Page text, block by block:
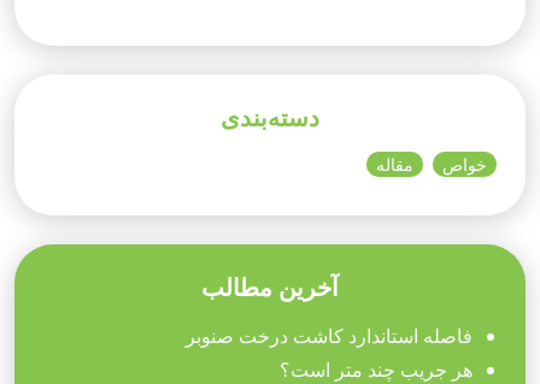
دسته‌بندی
خواص مقاله
آخرین مطالب
فاصله استاندارد کاشت درخت صنوبر
هر جریب چند متر است؟